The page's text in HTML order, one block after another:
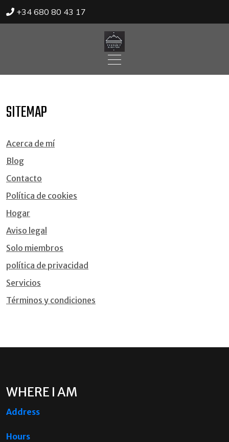
content
+34 680 80 43 17
SITEMAP
Acerca de mí
Blog
Contacto
Política de cookies
Hogar
Aviso legal
Solo miembros
política de privacidad
Servicios
Términos y condiciones
WHERE I AM
Address
Hours